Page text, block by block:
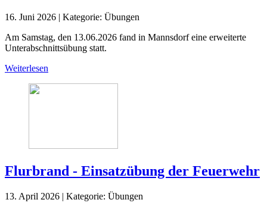
16. Juni 2026 | Kategorie: Übungen
Am Samstag, den 13.06.2026 fand in Mannsdorf eine erweiterte
Unterabschnittsübung statt.
Weiterlesen
Flurbrand - Einsatzübung der Feuerwehr
13. April 2026 | Kategorie: Übungen